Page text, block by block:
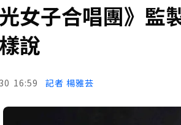
光女子合唱團》
說
16:59 記者 楊雅芸